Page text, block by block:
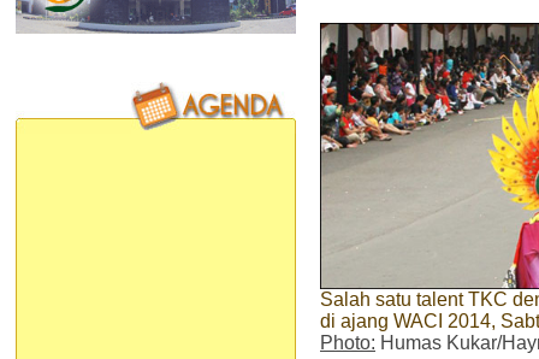
Salah satu talent TKC
di ajang WACI 2014,
Photo: Humas Kukar/